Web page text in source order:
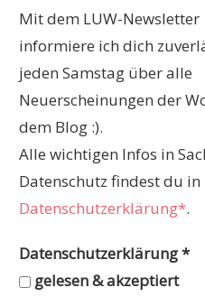
Mit dem LUW-Newsletter
informiere ich dich
jeden Samstag über alle
Neuerscheinungen der
dem Blog :).
Alle wichtigen Infos in
Datenschutz findest du
Datenschutzerklärung*.
Datenschutzerklärung*
gelesen & akzeptiert